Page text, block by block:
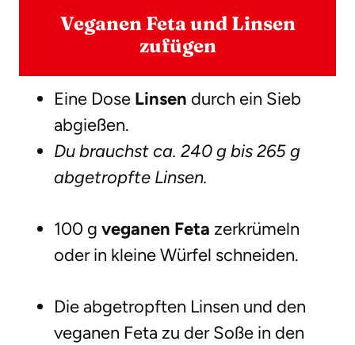
Veganen Feta und Linsen
zufügen
Eine Dose Linsen durch ein Sieb
abgießen.
Du brauchst ca. 240 g bis 265 g
abgetropfte Linsen.
100 g veganen Feta zerkrümeln
oder in kleine Würfel schneiden.
Die abgetropften Linsen und den
veganen Feta zu der Soße in den